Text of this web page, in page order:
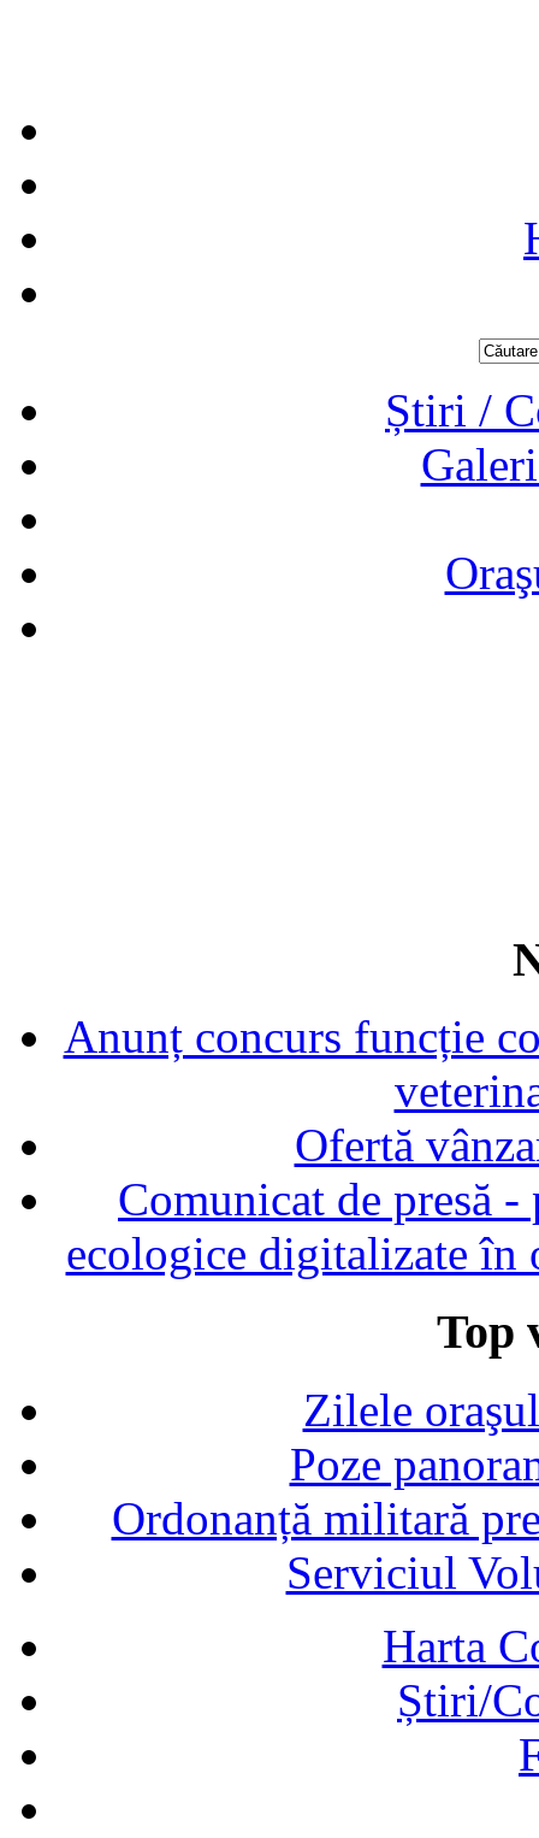
Știri /
Anunț concurs funcție
Ofertă
Comunicat de presă
ecologice digitalizate în
Top
Zilele
Poze
Ordonanță militară
Serviciul
Harta
Știri/